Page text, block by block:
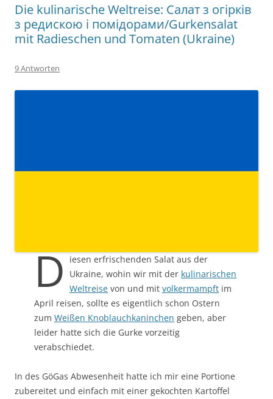
Die kulinarische Weltreise: Салат з огірків
з редискою і помідорами/Gurkensalat
mit Radieschen und Tomaten (Ukraine)
9 Antworten
D iesen erfrischenden Salat aus der
Ukraine, wohin wir mit der kulinarischen
Weltreise von und mit volkermampft im
April reisen, sollte es eigentlich schon Ostern
zum Weißen Knoblauchkaninchen geben, aber
leider hatte sich die Gurke vorzeitig
verabschiedet.
In des GöGas Abwesenheit hatte ich mir eine Portione
zubereitet und einfach mit einer gekochten Kartoffel